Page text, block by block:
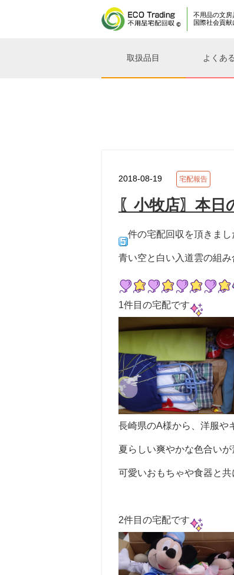
不用品の文房
国際社会貢
取扱品目 よくあ
2018-08-19 宅配報告
〖小牧店〗本日
件の宅配回収を頂きまし
青い空と白い入道雲の組
1件目の宅配です
長崎県のA様から、洋服や
夏らしい爽やかな色合いが
可愛いおもちゃや食器と
2件目の宅配です